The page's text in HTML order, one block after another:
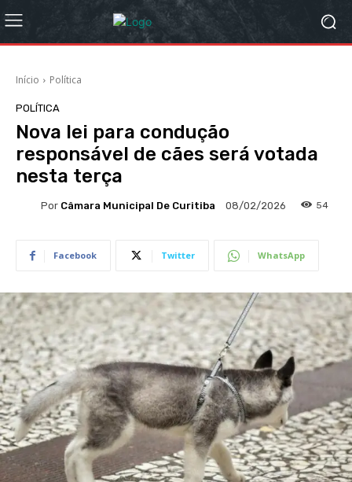
Início Política
POLÍTICA
Nova lei para condução
responsável de cães será votada
nesta terça
Por Câmara Municipal De Curitiba 08/02/2026 54
Facebook Twitter WhatsApp